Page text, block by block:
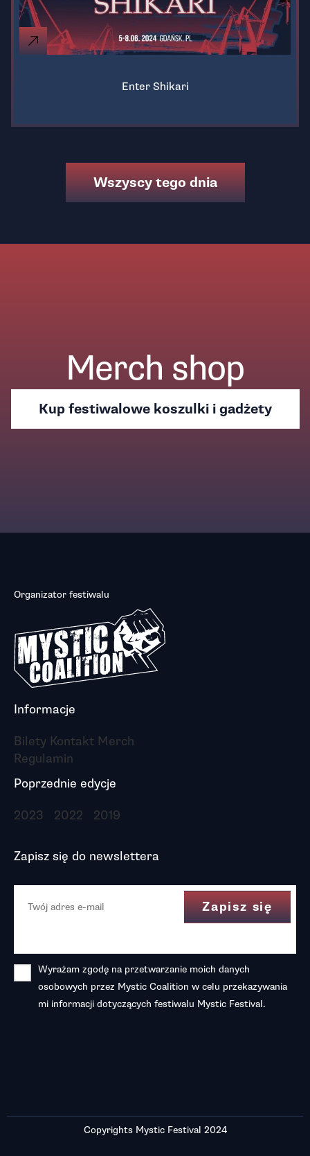
Enter Shikari
Wszyscy tego dnia
Merch shop
Kup festiwalowe koszulki i gadżety
Organizator festiwalu
Informacje
Bilety Kontakt Merch
Regulamin
Poprzednie edycje
2023 2022 2019
Zapisz się do newslettera
Wyrażam zgodę na przetwarzanie moich danych
osobowych przez Mystic Coalition w celu przekazywania
mi informacji dotyczących festiwalu Mystic Festival.
Copyrights Mystic Festival 2024